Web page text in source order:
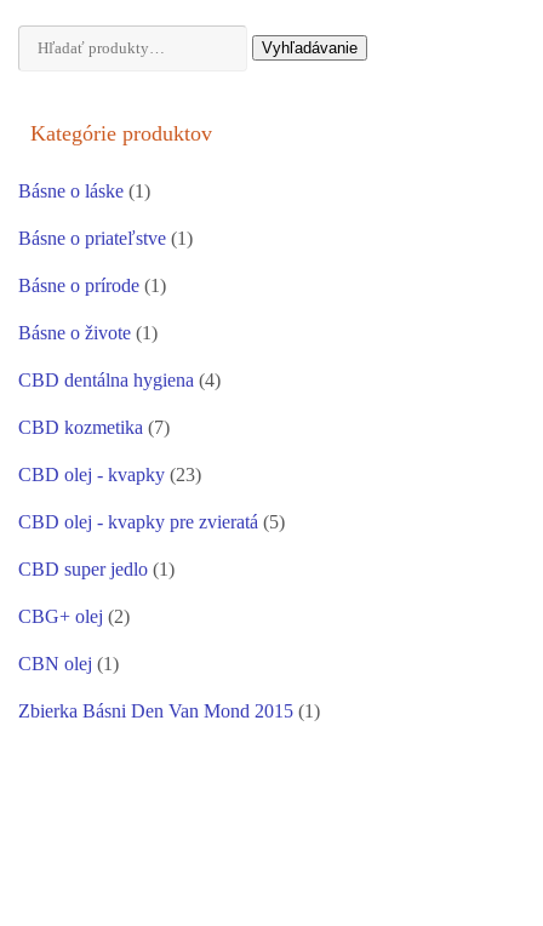
Hľadať: Vyhľadávanie
Kategórie produktov
Básne o láske (1)
Básne o priateľstve (1)
Básne o prírode (1)
Básne o živote (1)
CBD dentálna hygiena (4)
CBD kozmetika (7)
CBD olej - kvapky (23)
CBD olej - kvapky pre zvieratá (5)
CBD super jedlo (1)
CBG+ olej (2)
CBN olej (1)
Zbierka Básni Den Van Mond 2015 (1)